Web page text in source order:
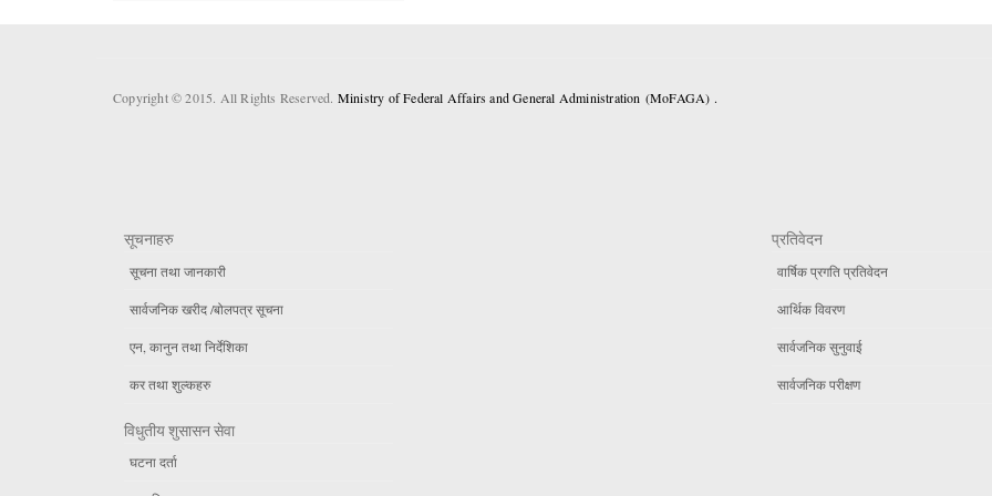
Copyright © 2015. All Rights Reserved. Ministry of Federal Affairs and General Administration (MoFAGA) .
सूचनाहरु
सूचना तथा जानकारी
सार्वजनिक खरीद /बोलपत्र सूचना
एन, कानुन तथा निर्देशिका
कर तथा शुल्कहरु
विधुतीय शुसासन सेवा
घटना दर्ता
प्रतिवेदन
वार्षिक प्रगति प्रतिवेदन
आर्थिक विवरण
सार्वजनिक सुनुवाई
सार्वजनिक परीक्षण